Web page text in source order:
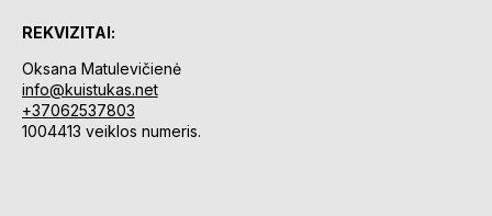
REKVIZITAI:
Oksana Matulevičienė
info@kuistukas.net
+37062537803
1004413 veiklos numeris.